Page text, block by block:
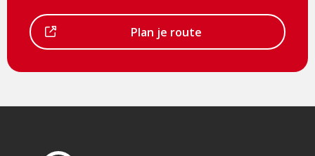
is
Plan je route